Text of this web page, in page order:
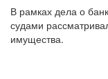
В рамках дела о
судами
имущества.